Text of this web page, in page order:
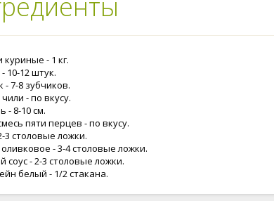
куриные - 1 кг.
10-12 штук.
- 7-8 зубчиков.
- по вкусу.
- 8-10 см.
пяти перцев - по вкусу.
3 столовые ложки.
- 3-4 столовые ложки.
соус - 2-3 столовые ложки.
белый - 1/2 стакана.